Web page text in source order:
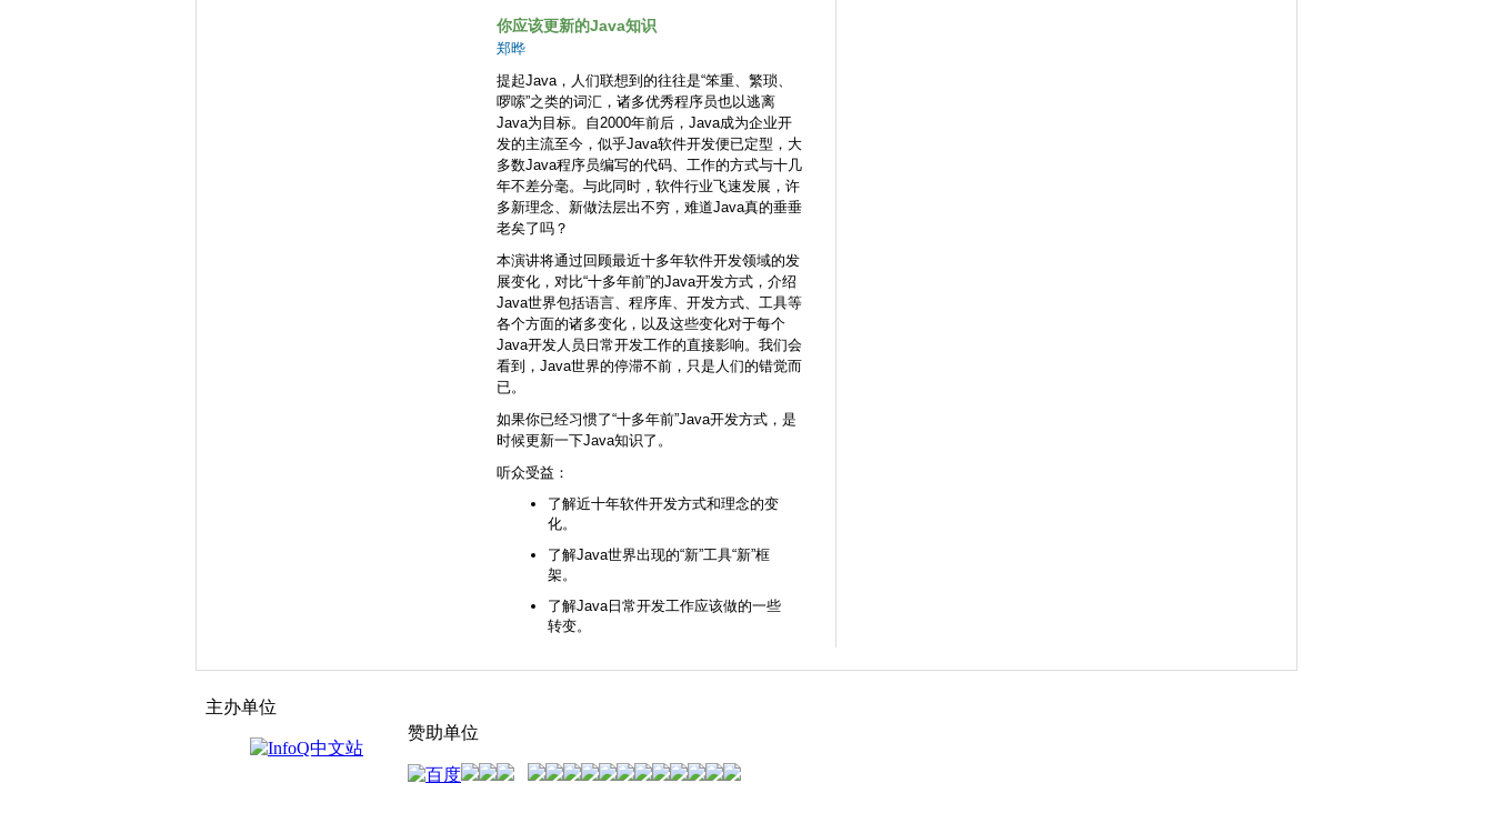
你应该更新的Java知识
郑晔
提起Java，人们联想到的往往是“笨重、繁琐、
啰嗦”之类的词汇，诸多优秀程序员也以逃离
Java为目标。自2000年前后，Java成为企业开
发的主流至今，似乎Java软件开发便已定型，大
多数Java程序员编写的代码、工作的方式与十几
年不差分毫。与此同时，软件行业飞速发展，许
多新理念、新做法层出不穷，难道Java真的垂垂
老矣了吗？
本演讲将通过回顾最近十多年软件开发领域的发
展变化，对比“十多年前”的Java开发方式，介绍
Java世界包括语言、程序库、开发方式、工具等
各个方面的诸多变化，以及这些变化对于每个
Java开发人员日常开发工作的直接影响。我们会
看到，Java世界的停滞不前，只是人们的错觉而
已。
如果你已经习惯了“十多年前”Java开发方式，是
时候更新一下Java知识了。
听众受益：
了解近十年软件开发方式和理念的变
化。
了解Java世界出现的“新”工具“新”框
架。
了解Java日常开发工作应该做的一些
转变。